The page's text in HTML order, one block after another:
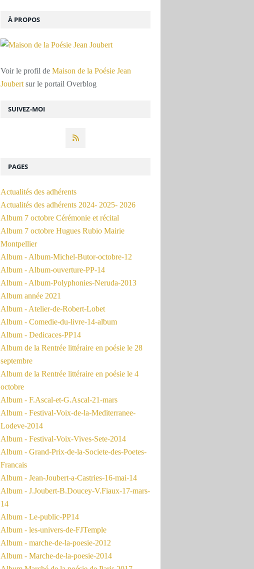
SUIVEZ-MOI
À PROPOS
Voir le profil de Maison de la Poésie Jean
Joubert sur le portail Overblog
PAGES
Actualités des adhérents
Actualités des adhérents 2024- 2025- 2026
Album 7 octobre Cérémonie et récital
Album 7 octobre Hugues Rubio Mairie
Montpellier
Album - Album-Michel-Butor-octobre-12
Album - Album-ouverture-PP-14
Album - Album-Polyphonies-Neruda-2013
Album année 2021
Album - Atelier-de-Robert-Lobet
Album - Comedie-du-livre-14-album
Album - Dedicaces-PP14
Album de la Rentrée littéraire en poésie le 28
septembre
Album de la Rentrée littéraire en poésie le 4
octobre
Album - F.Ascal-et-G.Ascal-21-mars
Album - Festival-Voix-de-la-Mediterranee-
Lodeve-2014
Album - Festival-Voix-Vives-Sete-2014
Album - Grand-Prix-de-la-Societe-des-Poetes-
Francais
Album - Jean-Joubert-a-Castries-16-mai-14
Album - J.Joubert-B.Doucey-V.Fiaux-17-mars-
14
Album - Le-public-PP14
Album - les-univers-de-FJTemple
Album - marche-de-la-poesie-2012
Album - Marche-de-la-poesie-2014